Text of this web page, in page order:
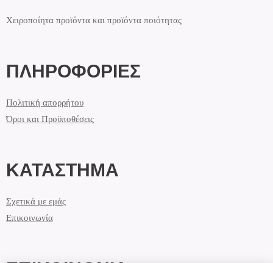
Χειροποίητα προϊόντα και προϊόντα ποιότητας
ΠΛΗΡΟΦΟΡΙΕΣ
Πολιτική απορρήτου
Όροι και Προϋποθέσεις
ΚΑΤΑΣΤΗΜΑ
Σχετικά με εμάς
Επικοινωνία